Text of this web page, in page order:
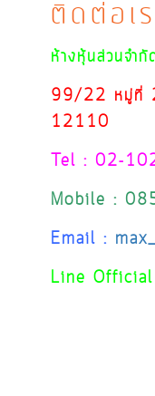
ติดต่อเ
ห้างหุ้นส่วนจำ
99/22 หมู่ที่ 2
12110
Tel : 02-
Mobile :
Email :
Line Official